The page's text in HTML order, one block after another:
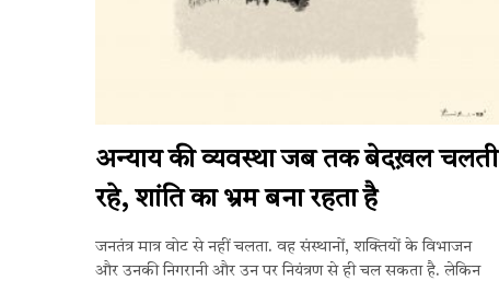
अन्याय की व्यवस्था जब तक बेदख़ल चलती
रहे, शांति का भ्रम बना रहता है
जनतंत्र मात्र वोट से नहीं चलता. वह संस्थानों, शक्तियों के विभाजन
और उनकी निगरानी और उन पर नियंत्रण से ही चल सकता है. लेकिन